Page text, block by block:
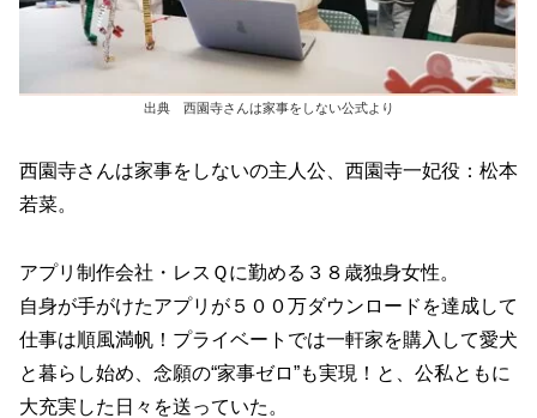
出典 西園寺さんは家事をしない公式より
西園寺さんは家事をしないの主人公、西園寺一妃役：松本
若菜。
アプリ制作会社・レスＱに勤める３８歳独身女性。
自身が手がけたアプリが５００万ダウンロードを達成して
仕事は順風満帆！プライベートでは一軒家を購入して愛犬
と暮らし始め、念願の“家事ゼロ”も実現！と、公私ともに
大充実した日々を送っていた。